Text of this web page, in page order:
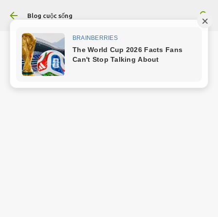
Chuyển đến nội dung chính
Blog cuộc sống